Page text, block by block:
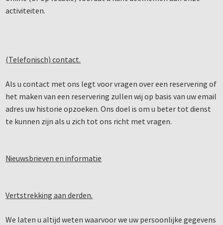
activiteiten.
(Telefonisch) contact.
Als u contact met ons legt voor vragen over een reservering of
het maken van een reservering zullen wij op basis van uw email
adres uw historie opzoeken. Ons doel is om u beter tot dienst
te kunnen zijn als u zich tot ons richt met vragen.
Nieuwsbrieven en informatie
Vertstrekking aan derden.
We laten u altijd weten waarvoor we uw persoonlijke gegevens